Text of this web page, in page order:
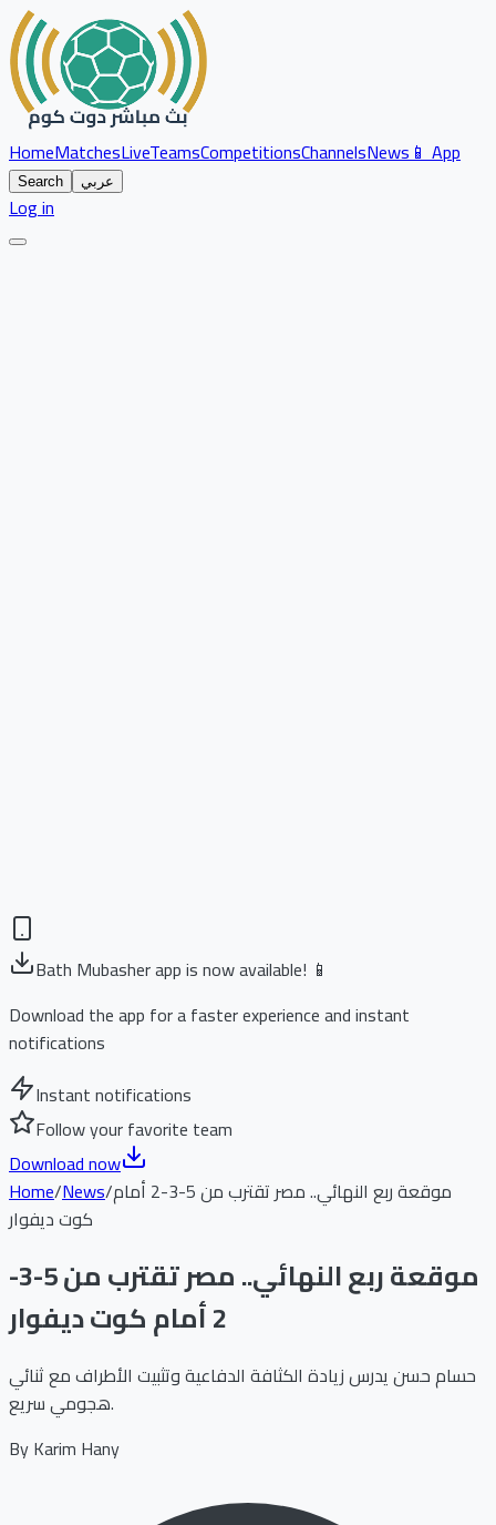
HomeMatchesLiveTeamsCompetitionsChannelsNews📱 App
Search عربي
Log in
Bath Mubasher app is now available! 📱
Download the app for a faster experience and instant
notifications
Instant notifications
Follow your favorite team
Download now
Home/News/موقعة ربع النهائي.. مصر تقترب من 5-3-2 أمام
كوت ديفوار
موقعة ربع النهائي.. مصر تقترب من 5-3-
2 أمام كوت ديفوار
حسام حسن يدرس زيادة الكثافة الدفاعية وتثبيت الأطراف مع ثنائي
هجومي سريع.
ByKarim Hany